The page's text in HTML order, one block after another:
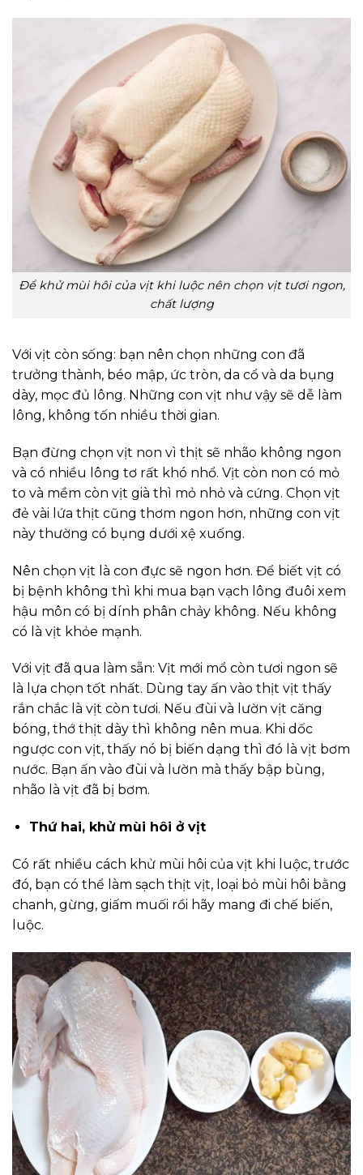
Để khử mùi hôi của vịt khi luộc nên chọn vịt tươi ngon,
chất lượng
Với vịt còn sống: bạn nên chọn những con đã
trưởng thành, béo mập, ức tròn, da cổ và da bụng
dày, mọc đủ lông. Những con vịt như vậy sẽ dễ làm
lông, không tốn nhiều thời gian.
Bạn đừng chọn vịt non vì thịt sẽ nhão không ngon
và có nhiều lông tơ rất khó nhổ. Vịt còn non có mỏ
to và mềm còn vịt già thì mỏ nhỏ và cứng. Chọn vịt
đẻ vài lứa thịt cũng thơm ngon hơn, những con vịt
này thường có bụng dưới xệ xuống.
Nên chọn vịt là con đực sẽ ngon hơn. Để biết vịt có
bị bệnh không thì khi mua bạn vạch lông đuôi xem
hậu môn có bị dính phân chảy không. Nếu không
có là vịt khỏe mạnh.
Với vịt đã qua làm sẵn: Vịt mới mổ còn tươi ngon sẽ
là lựa chọn tốt nhất. Dùng tay ấn vào thịt vịt thấy
rắn chắc là vịt còn tươi. Nếu đùi và lườn vịt căng
bóng, thớ thịt dày thì không nên mua. Khi dốc
ngược con vịt, thấy nó bị biến dạng thì đó là vịt bơm
nước. Bạn ấn vào đùi và lườn mà thấy bập bùng,
nhão là vịt đã bị bơm.
Thứ hai, khử mùi hôi ở vịt
Có rất nhiều cách khử mùi hôi của vịt khi luộc, trước
đó, bạn có thể làm sạch thịt vịt, loại bỏ mùi hôi bằng
chanh, gừng, giấm muối rồi hãy mang đi chế biến,
luộc.